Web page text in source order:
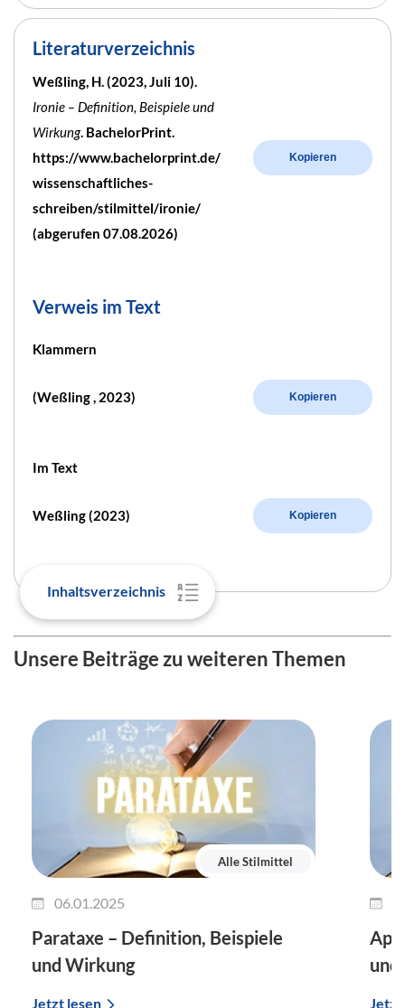
Inhaltsverzeichnis
Literaturverzeichnis
Weßling, H. (2023, Juli 10).
Ironie – Definition, Beispiele und
Wirkung. BachelorPrint.
https://www.bachelorprint.de/
wissenschaftliches-
schreiben/stilmittel/ironie/
(abgerufen 07.08.2026)
Kopieren
Verweis im Text
Klammern
(Weßling , 2023) Kopieren
Im Text
Weßling (2023) Kopieren
Unsere Beiträge zu weiteren Themen
Alle Stilmittel
06.01.2025
Parataxe – Definition, Beispiele
und Wirkung
Jetzt lesen Jetzt